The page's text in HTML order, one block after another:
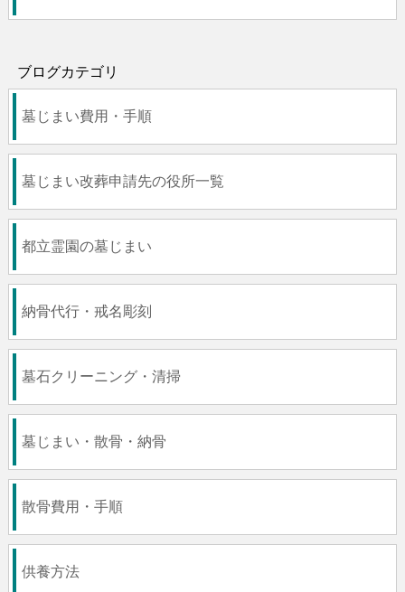
ブログカテゴリ
墓じまい費用・手順
墓じまい改葬申請先の役所一覧
都立霊園の墓じまい
納骨代行・戒名彫刻
墓石クリーニング・清掃
墓じまい・散骨・納骨
散骨費用・手順
供養方法